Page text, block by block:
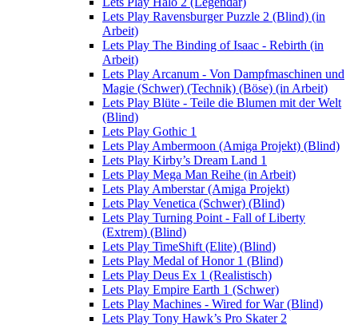
Lets Play Ravensburger Puzzle 2 (Blind) (in
Arbeit)
Lets Play The Binding of Isaac - Rebirth (in
Arbeit)
Lets Play Arcanum - Von Dampfmaschinen und
Magie (Schwer) (Technik) (Böse) (in Arbeit)
Lets Play Blüte - Teile die Blumen mit der Welt
(Blind)
Lets Play Gothic 1
Lets Play Ambermoon (Amiga Projekt) (Blind)
Lets Play Kirby’s Dream Land 1
Lets Play Mega Man Reihe (in Arbeit)
Lets Play Amberstar (Amiga Projekt)
Lets Play Venetica (Schwer) (Blind)
Lets Play Turning Point - Fall of Liberty
(Extrem) (Blind)
Lets Play TimeShift (Elite) (Blind)
Lets Play Medal of Honor 1 (Blind)
Lets Play Deus Ex 1 (Realistisch)
Lets Play Empire Earth 1 (Schwer)
Lets Play Machines - Wired for War (Blind)
Lets Play Tony Hawk’s Pro Skater 2